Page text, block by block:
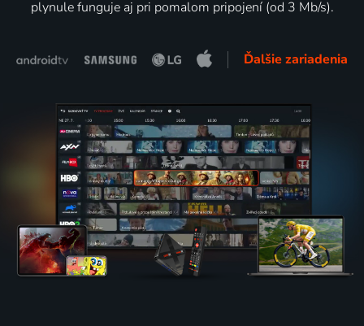
plynule funguje aj pri pomalom pripojení (od 3 Mb/s).
Ďalšie zariadenia